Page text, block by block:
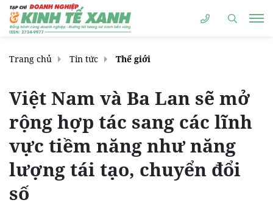
Trang chủ Tin tức Thế giới
Việt Nam và Ba Lan sẽ mở
rộng hợp tác sang các lĩnh
vực tiềm năng như năng
lượng tái tạo, chuyển đổi
số